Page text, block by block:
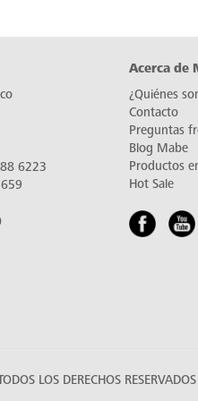
6223
Acerca de
¿Quiénes
Contacto
Preguntas
Blog Mabe
Productos
Hot Sale
LOS DERECHOS